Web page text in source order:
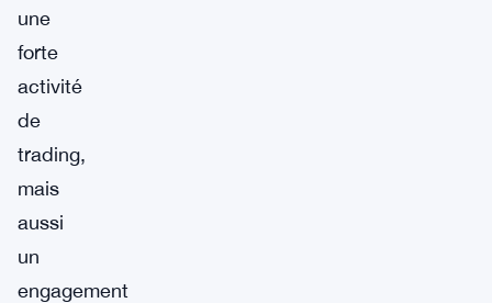
une
forte
activité
de
trading,
mais
aussi
un
engagement